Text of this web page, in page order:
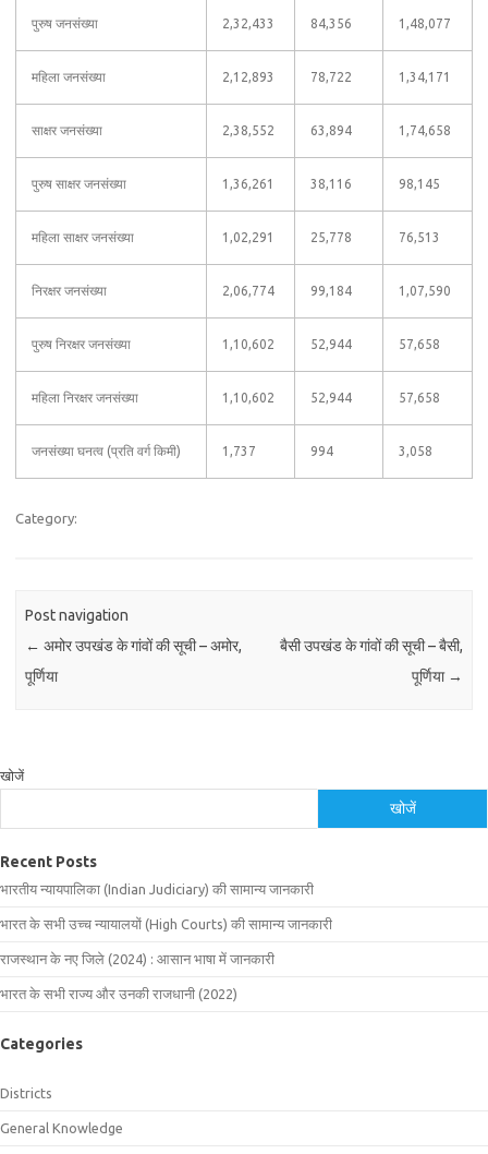
पुरुष जनसंख्या 2,32,433 84,356 1,48,077
महिला जनसंख्या 2,12,893 78,722 1,34,171
साक्षर जनसंख्या 2,38,552 63,894 1,74,658
पुरुष साक्षर जनसंख्या 1,36,261 38,116 98,145
महिला साक्षर जनसंख्या 1,02,291 25,778 76,513
निरक्षर जनसंख्या 2,06,774 99,184 1,07,590
पुरुष निरक्षर जनसंख्या 1,10,602 52,944 57,658
महिला निरक्षर जनसंख्या 1,10,602 52,944 57,658
जनसंख्या घनत्व (प्रति वर्ग किमी) 1,737 994 3,058
Category:
Post navigation
← अमोर उपखंड के गांवों की सूची – अमोर,
पूर्णिया
बैसी उपखंड के गांवों की सूची – बैसी,
पूर्णिया →
खोजें
खोजें
Recent Posts
भारतीय न्यायपालिका (Indian Judiciary) की सामान्य जानकारी
भारत के सभी उच्च न्यायालयों (High Courts) की सामान्य जानकारी
राजस्थान के नए जिले (2024) : आसान भाषा में जानकारी
भारत के सभी राज्य और उनकी राजधानी (2022)
Categories
Districts
General Knowledge